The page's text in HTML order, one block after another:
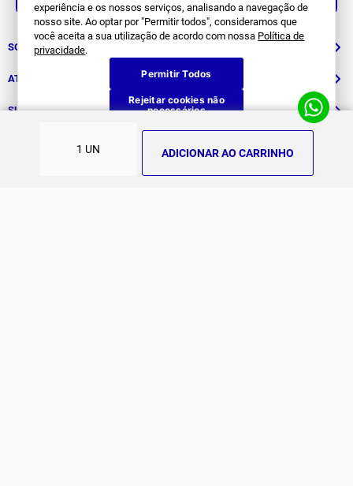
experiência e os nossos serviços, analisando a navegação de
nosso site. Ao optar por "Permitir todos", consideramos que
você aceita a sua utilização de acordo com nossa Política de
privacidade.
Permitir Todos
Rejeitar cookies não
necessários
ADICIONAR AO CARRINHO
SOBRE NÓS
História
Patrocinados
ATENDIMENTO
Whatsapp
SUPORTE
Quer ser um revendedor?